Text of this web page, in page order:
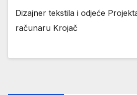
Dizajner tekstila i odjeće
računaru Krojač